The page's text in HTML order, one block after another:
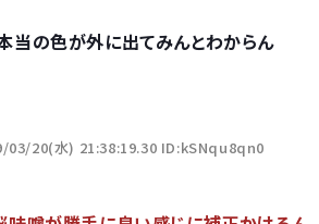
当の色が外に出てみんとわからん
03/20(水) 21:38:19.30 ID:kSNqu8qn0